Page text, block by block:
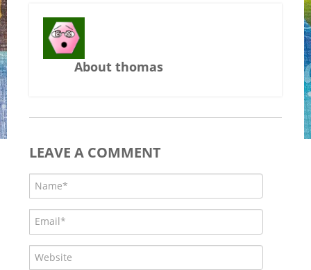
About thomas
LEAVE A COMMENT